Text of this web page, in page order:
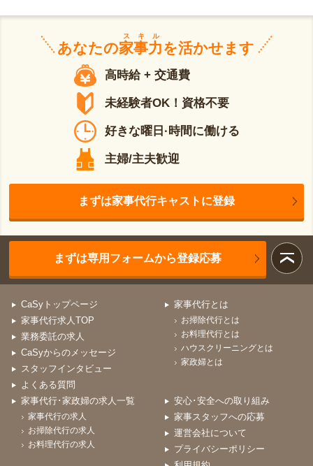
あなたの家事力
スキル
を活かせます
高時給 + 交通費
未経験者OK！資格不要
好きな曜日·時間に働ける
主婦/主夫歓迎
まずは家事代行キャストに登録
まずは専用フォームから登録応募
CaSyトップページ
家事代行求人TOP
業務委託の求人
CaSyからのメッセージ
スタッフインタビュー
よくある質問
家事代行とは
お掃除代行とは
お料理代行とは
ハウスクリーニングとは
家政婦とは
家事代行･家政婦の求人一覧
家事代行の求人
お掃除代行の求人
お料理代行の求人
安心･安全への取り組み
家事スタッフへの応募
運営会社について
プライバシーポリシー